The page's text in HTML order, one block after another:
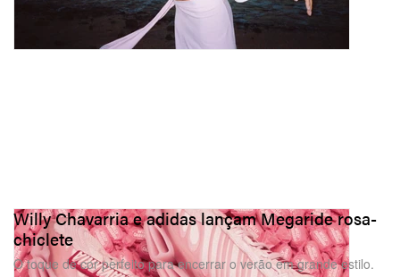
Willy Chavarria e adidas lançam Megaride rosa-
chiclete
O toque de cor perfeito para encerrar o verão em grande estilo.